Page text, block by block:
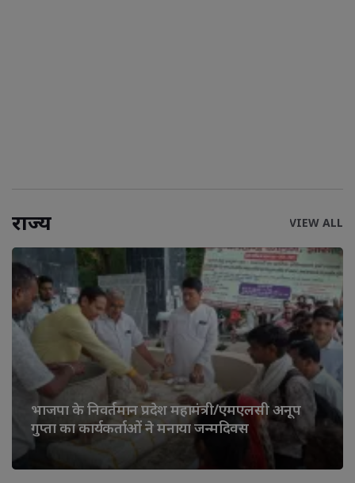
राज्य VIEW ALL
भाजपा के निवर्तमान प्रदेश महामंत्री/एमएलसी अनूप
गुप्ता का कार्यकर्ताओं ने मनाया जन्मदिवस